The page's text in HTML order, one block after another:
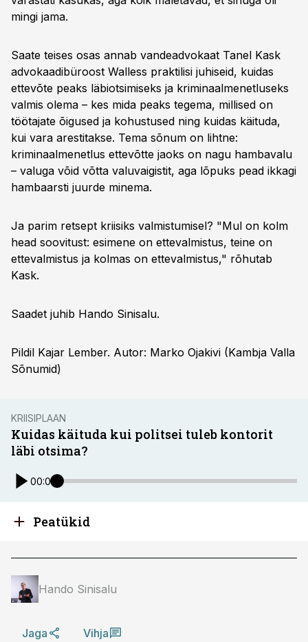
mingi jama.
Saate teises osas annab vandeadvokaat Tanel Kask
advokaadibüroost Walless praktilisi juhiseid, kuidas
ettevõte peaks läbiotsimiseks ja kriminaalmenetluseks
valmis olema – kes mida peaks tegema, millised on
töötajate õigused ja kohustused ning kuidas käituda,
kui vara arestitakse. Tema sõnum on lihtne:
kriminaalmenetlus ettevõtte jaoks on nagu hambavalu
– valuga võid võtta valuvaigistit, aga lõpuks pead ikkagi
hambaarsti juurde minema.
Ja parim retsept kriisiks valmistumisel? "Mul on kolm
head soovitust: esimene on ettevalmistus, teine on
ettevalmistus ja kolmas on ettevalmistus," rõhutab
Kask.
Saadet juhib Hando Sinisalu.
Pildil Kajar Lember. Autor: Marko Ojakivi (Kambja Valla
Sõnumid)
KRIISIPLAAN
Kuidas käituda kui politsei tuleb kontorit
läbi otsima?
00:00
Peatükid
Hando Sinisalu
Jaga Vihja